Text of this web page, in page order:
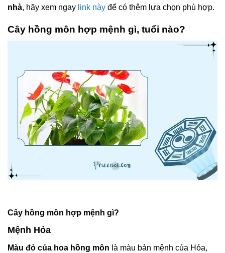
nhà, hãy xem ngay link này để có thêm lựa chọn phù hợp.
Cây hồng môn hợp mệnh gì, tuổi nào?
Cây hồng môn hợp mệnh gì?
Mệnh Hỏa
Màu đỏ của hoa hồng môn là màu bản mệnh của Hỏa,